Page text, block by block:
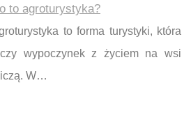
to agroturystyka?
to forma turystyki, która
wypoczynek z życiem na wsi
W…